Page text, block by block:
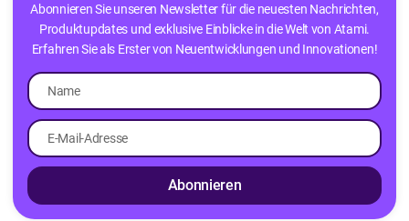
Abonnieren Sie unseren Newsletter für die neuesten Nachrichten,
Produktupdates und exklusive Einblicke in die Welt von Atami.
Erfahren Sie als Erster von Neuentwicklungen und Innovationen!
Abonnieren